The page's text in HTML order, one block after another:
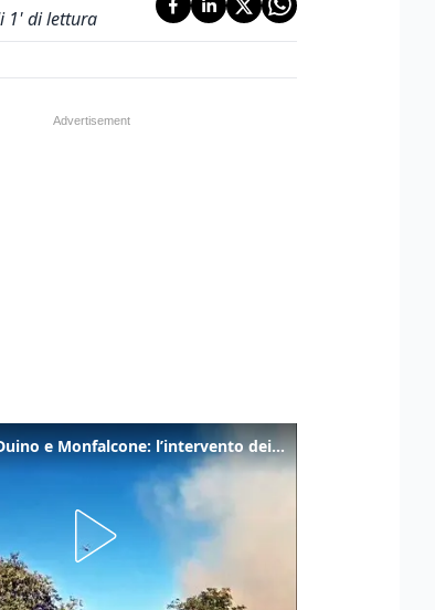
1' di lettura
Incendio tra Duino e Monfalcone: l’intervento dei vigili del fuoco